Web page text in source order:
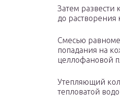
Затем развести
до растворения
Смесью
попадания на
целлофановой
Утепляющий
тепловатой